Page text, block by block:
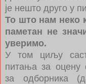
је нешто друго у
То што нам неко
паметан не
уверимо.
У том циљу
питања за оцену
за одборника